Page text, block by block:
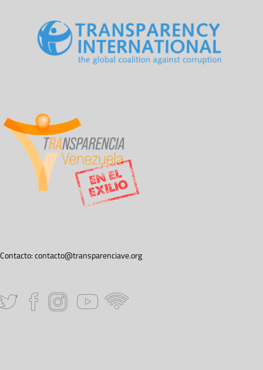
Contacto:contacto@transparenciave.org